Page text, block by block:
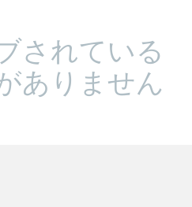
されている
ありません